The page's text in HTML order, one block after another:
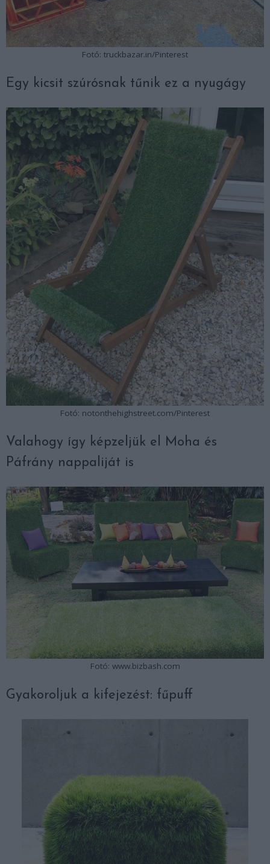
Fotó: truckbazar.in/Pinterest
Egy kicsit szúrósnak tűnik ez a nyugágy
Fotó: notonthehighstreet.com/Pinterest
Valahogy így képzeljük el Moha és
Páfrány nappaliját is
Fotó: www.bizbash.com
Gyakoroljuk a kifejezést: fűpuff